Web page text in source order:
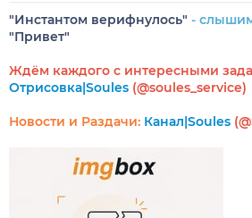
"Инстантом верифнулось" -
"Привет"
Ждём каждого с интересными
Отрисовка|Soules (@soules_service)
Новости и Раздачи: Канал|Soules